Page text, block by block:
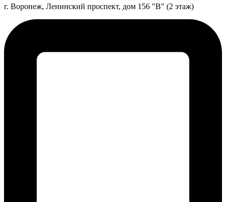
г. Воронеж, Ленинский проспект, дом 156 "В" (2 этаж)